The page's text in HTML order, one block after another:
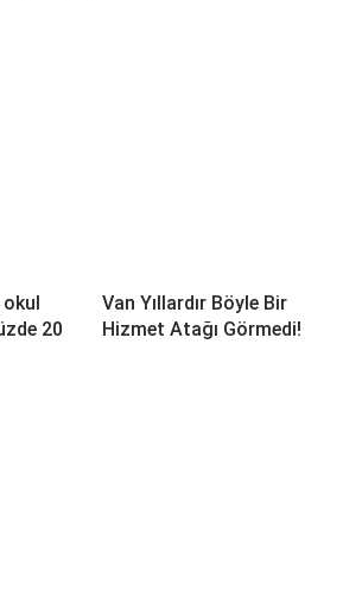
okul
20
Van Yıllardır Böyle Bir
Hizmet Atağı Görmedi!